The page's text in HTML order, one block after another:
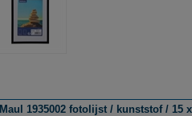
Maul 1935002 fotolijst / kunststof / 15